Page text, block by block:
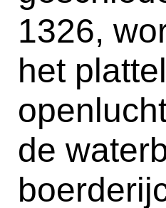
1326,
het
de